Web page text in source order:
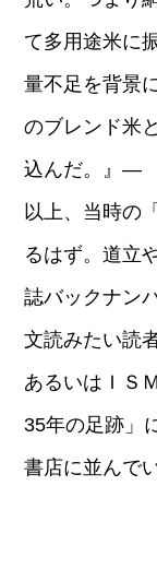
て多用途米に
量不足を背景
のブレンド米
込んだ。』―
以上、当時の
るはず。道立
誌バックナン
文読みたい読
あるいはＩＳ
35年の足跡」
書店に並んで